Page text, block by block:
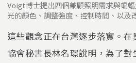
Voigt博士提出四個兼顧照明需求與蝙
光的顏色、調整強度、控制時間、以及
這些觀念正在台灣逐步落實。在
協會秘書長林名璟說明，為了對